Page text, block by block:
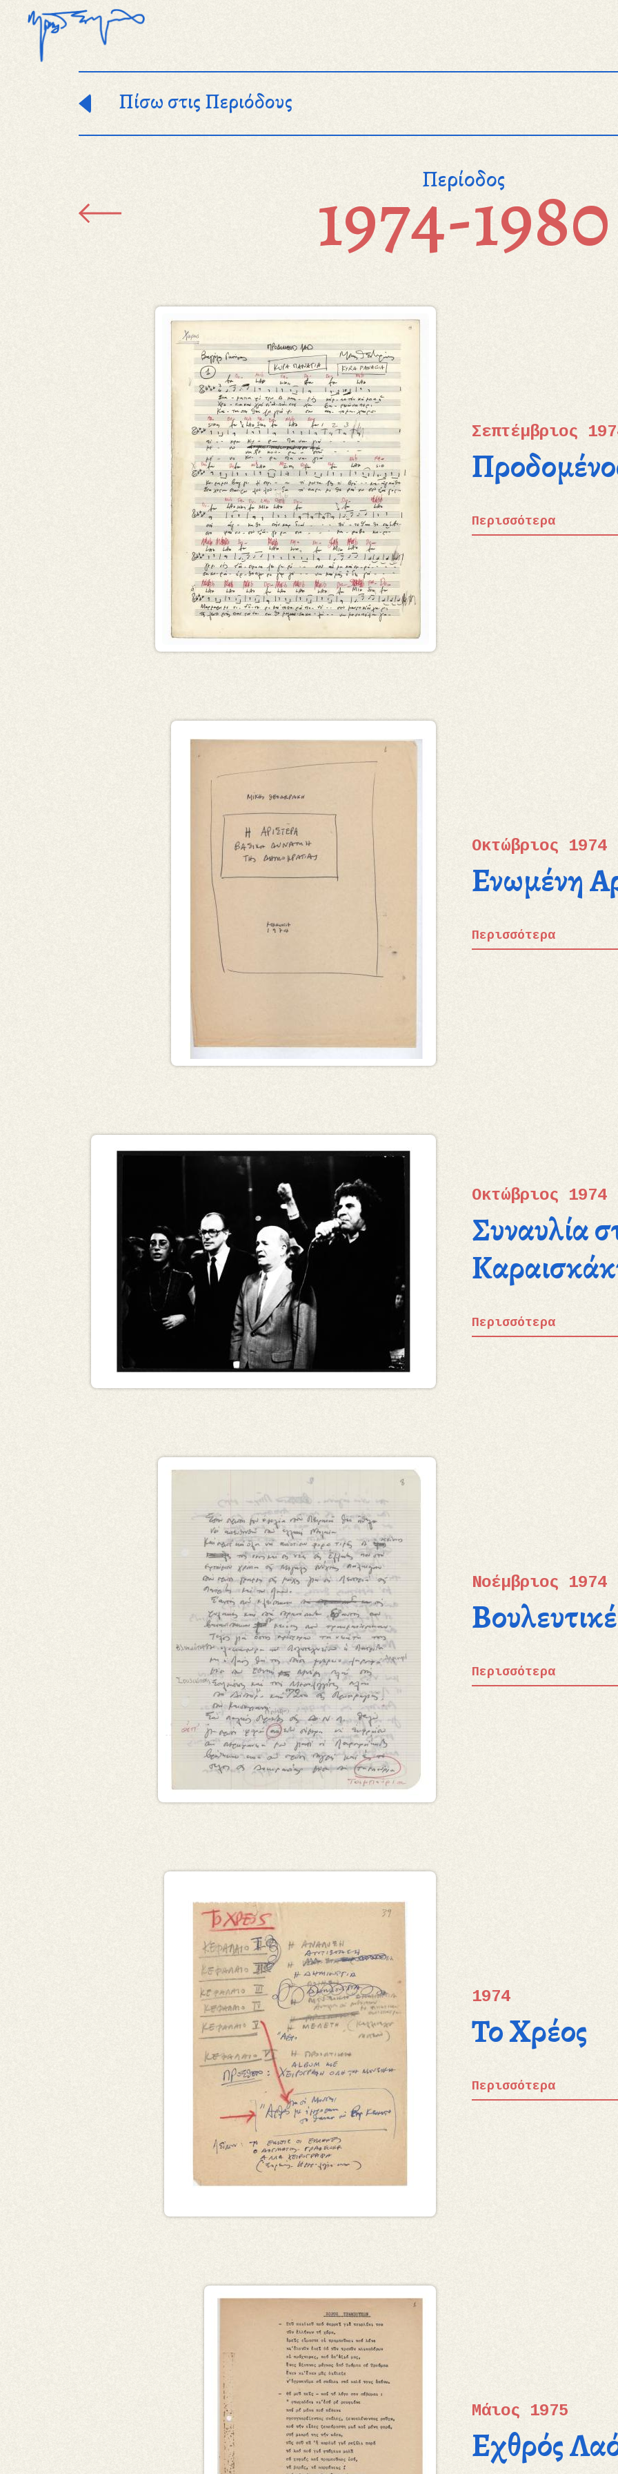
Παράκαμψη προς το κυρίως περιεχόμενο
Πίσω στις Περιόδους
Περίοδος
1974-1980
Σεπτέμβριος
Περισσότερα
Οκτώβριος 1974
Ενωμένη
Περισσότερα
Οκτώβριος 1974
Συναυλία
Περισσότερα
Νοέμβριος 1974
Περισσότερα
1974
Το Χρέος
Περισσότερα
Μάιος 1975
Εχθρός